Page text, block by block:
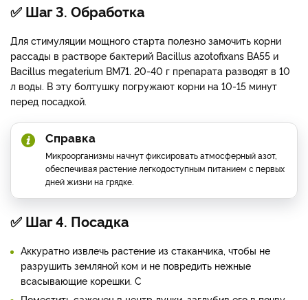
✅ Шаг 3. Обработка
Для стимуляции мощного старта полезно замочить корни
рассады в растворе бактерий Bacillus azotofixans BA55 и
Bacillus megaterium ВМ71. 20-40 г препарата разводят в 10
л воды. В эту болтушку погружают корни на 10-15 минут
перед посадкой.
Справка
Микроорганизмы начнут фиксировать атмосферный азот,
обеспечивая растение легкодоступным питанием с первых
дней жизни на грядке.
✅ Шаг 4. Посадка
Аккуратно извлечь растение из стаканчика, чтобы не
разрушить земляной ком и не повредить нежные
всасывающие корешки. С